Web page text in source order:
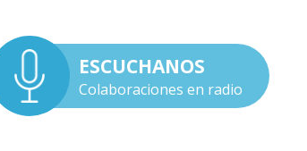
ESCUCHANOS
Colaboraciones en radio